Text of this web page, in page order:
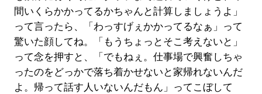
間いくらかかってるかちゃんと計算しましょうよ」
って言ったら、「わっすげぇかかってるなぁ」って
驚いた顔してね。「もうちょっとそこ考えないと」
って念を押すと、「でもねぇ。仕事場で興奮しちゃ
ったのをどっかで落ち着かせないと家帰れないんだ
よ。帰って話す人いないんだもん」ってこぼして